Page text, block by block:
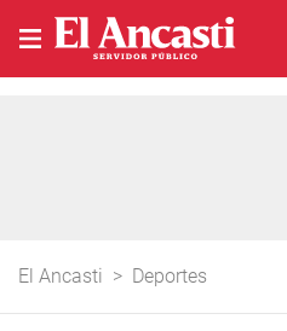
El Ancasti > Deportes